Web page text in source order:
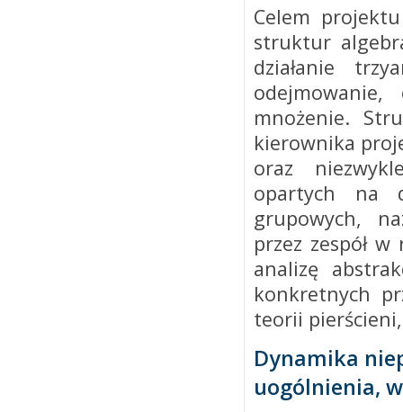
Celem
struktur
działanie
mnożenie.
kierownika
oraz
opartych na
grupowych,
przez zespół
analizę
konkretnych
teorii
Dynamika
uogólnienia,